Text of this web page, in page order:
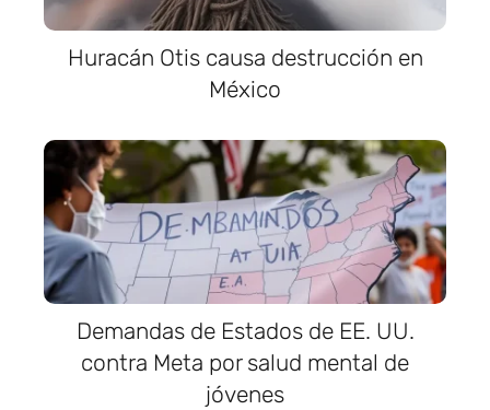
Huracán Otis causa destrucción en
México
Demandas de Estados de EE. UU.
contra Meta por salud mental de
jóvenes